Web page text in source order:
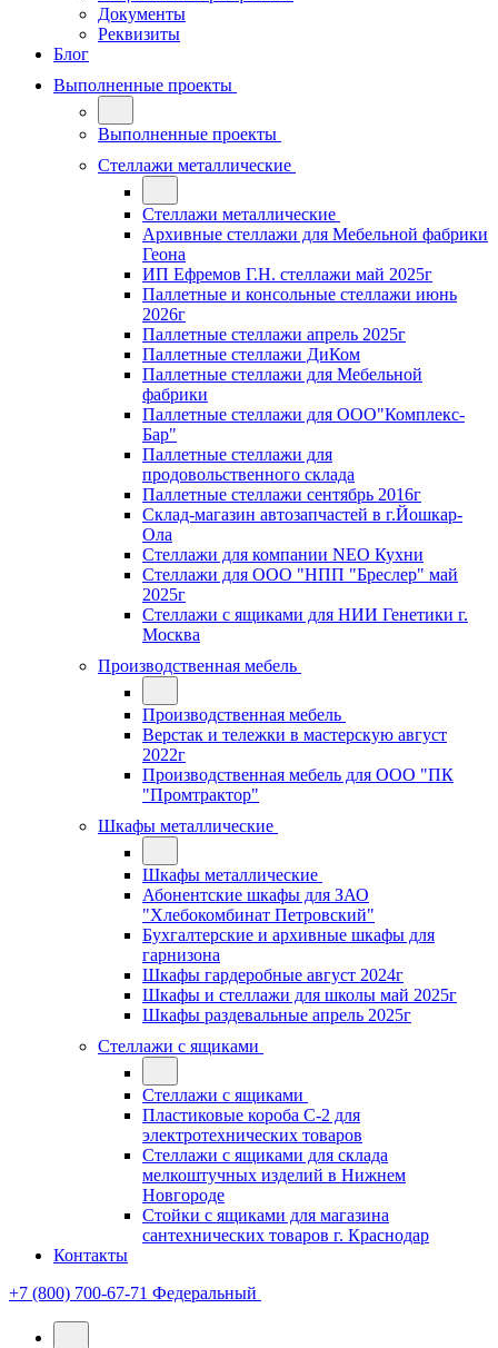
Документы
Реквизиты
Блог
Выполненные проекты
Выполненные проекты
Стеллажи металлические
Стеллажи металлические
Архивные стеллажи для Мебельной фабрики
Геона
ИП Ефремов Г.Н. стеллажи май 2025г
Паллетные и консольные стеллажи июнь
2026г
Паллетные стеллажи апрель 2025г
Паллетные стеллажи ДиКом
Паллетные стеллажи для Мебельной
фабрики
Паллетные стеллажи для ООО"Комплекс-
Бар"
Паллетные стеллажи для
продовольственного склада
Паллетные стеллажи сентябрь 2016г
Склад-магазин автозапчастей в г.Йошкар-
Ола
Стеллажи для компании NEO Кухни
Стеллажи для ООО "НПП "Бреслер" май
2025г
Стеллажи с ящиками для НИИ Генетики г.
Москва
Производственная мебель
Производственная мебель
Верстак и тележки в мастерскую август
2022г
Производственная мебель для ООО "ПК
"Промтрактор"
Шкафы металлические
Шкафы металлические
Абонентские шкафы для ЗАО
"Хлебокомбинат Петровский"
Бухгалтерские и архивные шкафы для
гарнизона
Шкафы гардеробные август 2024г
Шкафы и стеллажи для школы май 2025г
Шкафы раздевальные апрель 2025г
Стеллажи с ящиками
Стеллажи с ящиками
Пластиковые короба С-2 для
электротехнических товаров
Стеллажи с ящиками для склада
мелкоштучных изделий в Нижнем
Новгороде
Стойки с ящиками для магазина
сантехнических товаров г. Краснодар
Контакты
+7 (800) 700-67-71 Федеральный